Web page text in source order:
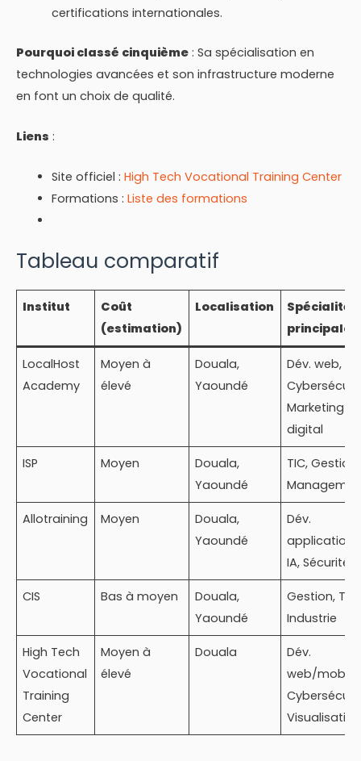
certifications internationales.
Pourquoi classé cinquième : Sa spécialisation en
technologies avancées et son infrastructure moderne
en font un choix de qualité.
Liens :
Site officiel : High Tech Vocational Training Center
Formations : Liste des formations
Tableau comparatif
Institut
Coût
(estimation)
Localisation
Spécialités
principales
LocalHost
Academy
Moyen à
élevé
Douala,
Yaoundé
Dév. web,
Marketing
digital
ISP Moyen
Douala,
Yaoundé
TIC, Gestion,
Allotraining Moyen
Douala,
Yaoundé
Dév.
IA, Sécurité
CIS Bas à moyen
Douala,
Yaoundé
Gestion, TIC,
Industrie
High Tech
Vocational
Training
Center
Moyen à
élevé
Douala
Dév.
web/mobile,
Visualisation